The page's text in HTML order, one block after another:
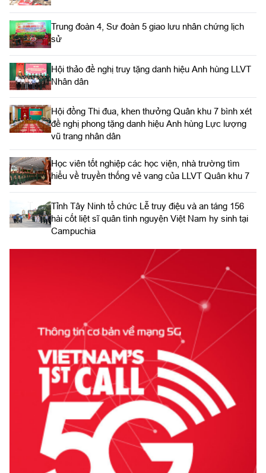
Trung đoàn 4, Sư đoàn 5 giao lưu nhân chứng lịch
sử
Hội thảo đề nghị truy tặng danh hiệu Anh hùng LLVT
Nhân dân
Hội đồng Thi đua, khen thưởng Quân khu 7 bình xét
đề nghị phong tặng danh hiệu Anh hùng Lực lượng
vũ trang nhân dân
Học viên tốt nghiệp các học viện, nhà trường tìm
hiểu về truyền thống vẻ vang của LLVT Quân khu 7
​Tỉnh Tây Ninh tổ chức Lễ truy điệu và an táng 156
hài cốt liệt sĩ quân tình nguyện Việt Nam hy sinh tại
Campuchia